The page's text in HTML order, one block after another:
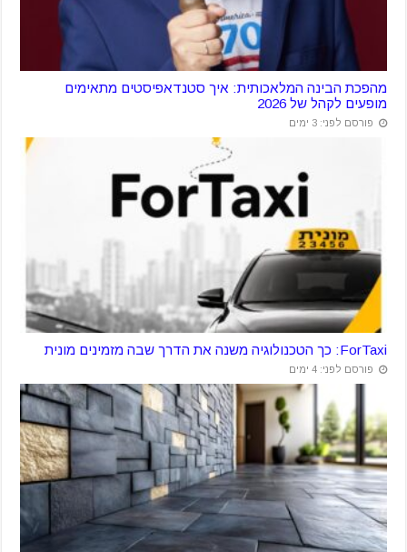
מהפכת הבינה המלאכותית: איך סטנדאפיסטים מתאימים
מופעים לקהל של 2026
פורסם לפני: 3 ימים
ForTaxi: כך הטכנולוגיה משנה את הדרך שבה מזמינים מונית
פורסם לפני: 4 ימים